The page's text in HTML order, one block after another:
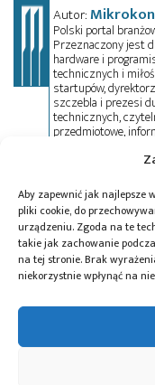
Aby zapewnić jak najlepsze
pliki cookie, do
urządzeniu. Zgoda na te
takie jak zachowanie
na tej stronie. Brak
niekorzystnie wpłynąć na
Autor:
Polski portal
Przeznaczony jest
hardware i
technicznych i
startupów,
szczebla i prezesi
technicznych,
przedmiotowe,
oferty pracy.
kraju i na świecie
szkoleniach i
patrona
i seminariów.
Tagi:Cezamat PW,
komputer kwantowy
SONOVERO R&D,
Wojskowy Instytut